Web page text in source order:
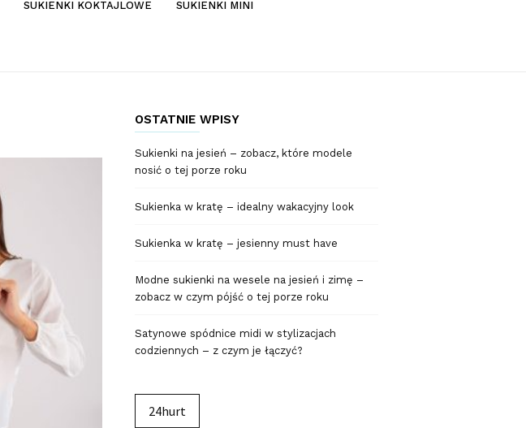
SUKIENKI KOKTAJLOWE SUKIENKI MINI
OSTATNIE WPISY
Sukienki na jesień – zobacz, które modele
nosić o tej porze roku
Sukienka w kratę – idealny wakacyjny look
Sukienka w kratę – jesienny must have
Modne sukienki na wesele na jesień i zimę –
zobacz w czym pójść o tej porze roku
Satynowe spódnice midi w stylizacjach
codziennych – z czym je łączyć?
24hurt